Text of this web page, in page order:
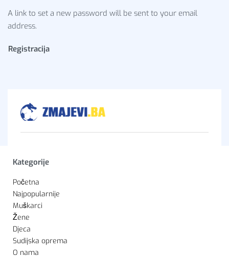
A link to set a new password will be sent to your email
address.
Registracija
Kategorije
Početna
Najpopularnije
Muškarci
Žene
Djeca
Sudijska oprema
O nama